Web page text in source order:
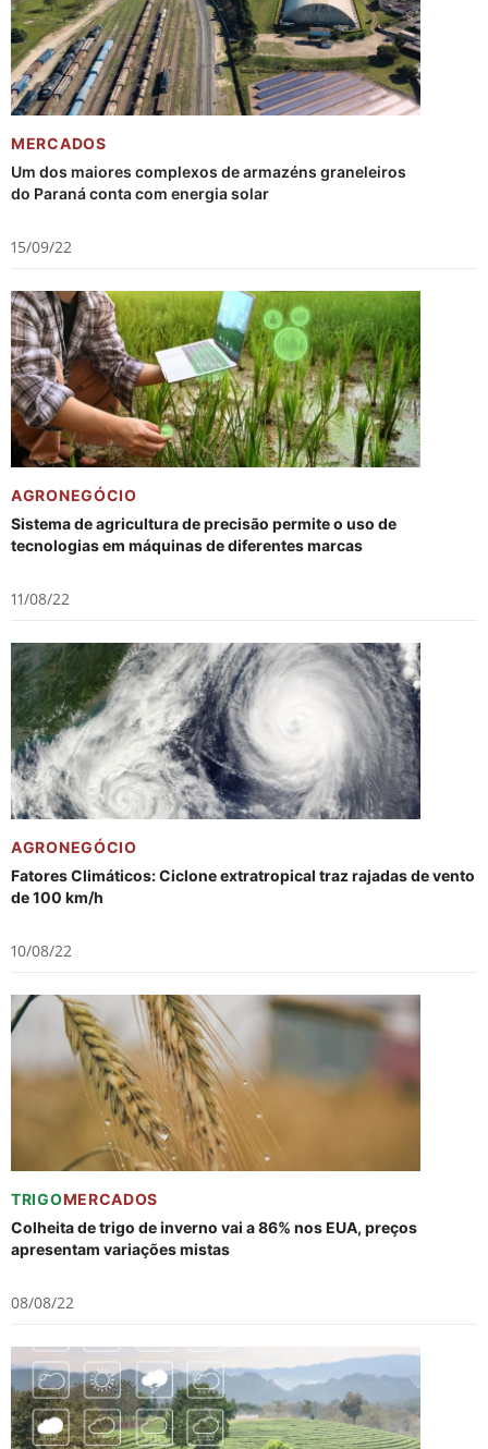
MERCADOS
Um dos maiores complexos de armazéns graneleiros
do Paraná conta com energia solar
15/09/22
AGRONEGÓCIO
Sistema de agricultura de precisão permite o uso de
tecnologias em máquinas de diferentes marcas
11/08/22
AGRONEGÓCIO
Fatores Climáticos: Ciclone extratropical traz rajadas de vento
de 100 km/h
10/08/22
TRIGOMERCADOS
Colheita de trigo de inverno vai a 86% nos EUA, preços
apresentam variações mistas
08/08/22